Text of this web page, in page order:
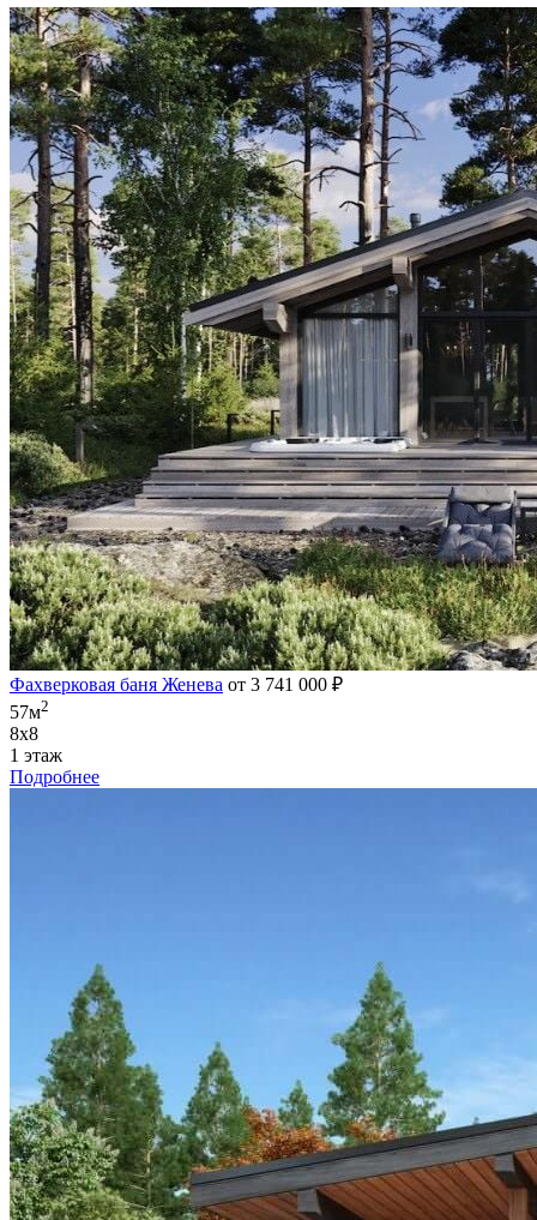
Фахверковая баня Женева от 3 741 000 ₽
57м2
8х8
1 этаж
Подробнее